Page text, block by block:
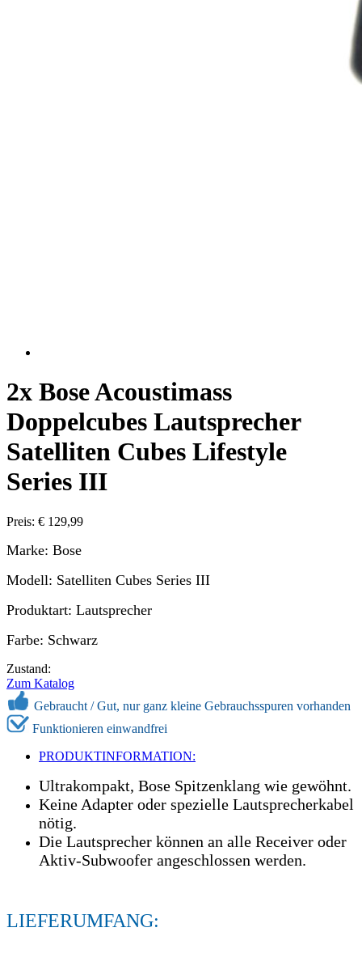
2x Bose Acoustimass
Doppelcubes Lautsprecher
Satelliten Cubes Lifestyle
Series III
Preis: € 129,99
Marke: Bose
Modell: Satelliten Cubes Series III
Produktart: Lautsprecher
Farbe: Schwarz
Zustand:
Zum Katalog
Gebraucht /Gut, nur ganz kleine Gebrauchsspuren vorhanden
Funktionieren einwandfrei
PRODUKTINFORMATION:
Ultrakompakt, Bose Spitzenklang wie gewöhnt.
Keine Adapter oder spezielle Lautsprecherkabel
nötig.
Die Lautsprecher können an alle Receiver oder
Aktiv-Subwoofer angeschlossen werden.
LIEFERUMFANG: